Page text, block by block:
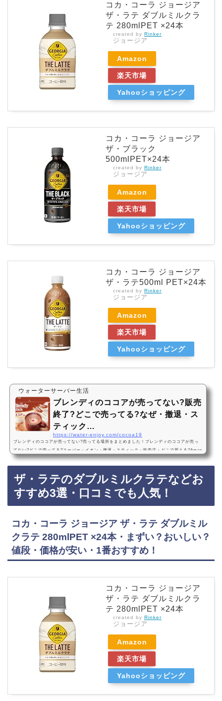
コカ・コーラ ジョージア
ザ・ラテ ダブルミルクラ
テ 280mlPET ×24本
created by Rinker
ジョージア
Amazon
楽天市場
Yahooショッピング
コカ・コーラ ジョージア
ザ・ブラック
500mlPET×24本
created by Rinker
ジョージア
Amazon
楽天市場
Yahooショッピング
コカ・コーラ ジョージア
ザ・ラテ500ml PET×24本
created by Rinker
ジョージア
Amazon
楽天市場
Yahooショッピング
ウォーターサーバー生活
ブレンディのココアが売ってない?販売
終了?どこで売ってる?なぜ・撤退・ス
ティック…
https://water-enjoy.com/cocoa19
ブレンディのココアが売ってない?売ってる場所をまとめました！ブレンディのココアが売っ
てない?どこで売ってる?スーパー・イオン・撤退・スティック・販売店・どこで買える?Amaz
on・楽天ブレンディはココアは、イオンなどのスーパーに売っています！最近は売ってない店
も多いので、Amazonや楽天でもブレンディのココアがお得に買えておすすめです！ブレンデ
ィのココアがなどおすすめ3選・口コミでも人気AGF ブレンディ スティック ココア・オレ 70
本 【 ミルクココア 】まずい?おいしい?値段・価格が安い・1番おすすめ！『AGF ブレン…
ザ・ラテのダブルミルクラテなどお
すすめ3選・口コミでも人気！
コカ・コーラ ジョージア ザ・ラテ ダブルミル
クラテ 280mlPET ×24本・まずい？おいしい？
値段・価格が安い・1番おすすめ！
コカ・コーラ ジョージア
ザ・ラテ ダブルミルクラ
テ 280mlPET ×24本
created by Rinker
ジョージア
Amazon
楽天市場
Yahooショッピング